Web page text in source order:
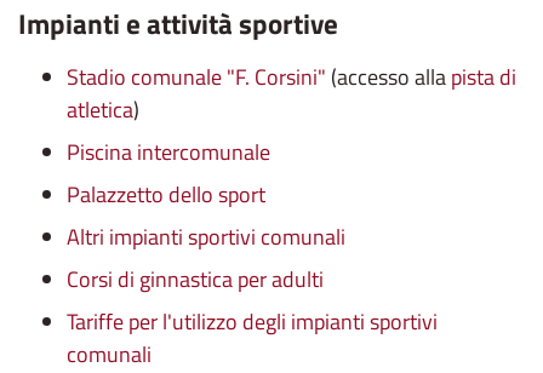
Impianti e attività sportive
Stadio comunale "F. Corsini" (accesso allapista di
atletica)
Piscina intercomunale
Palazzetto dello sport
Altri impianti sportivi comunali
Corsi di ginnastica per adulti
Tariffe per l'utilizzo degli impianti sportivi
comunali